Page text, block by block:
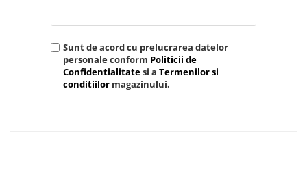
Sunt de acord cu prelucrarea datelor
personale conform Politicii de
Confidentialitatesi a Termenilor si
conditiilor magazinului.